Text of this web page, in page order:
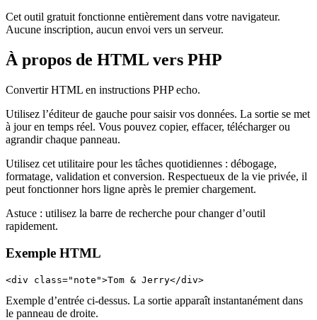
Cet outil gratuit fonctionne entièrement dans votre navigateur.
Aucune inscription, aucun envoi vers un serveur.
À propos de HTML vers PHP
Convertir HTML en instructions PHP echo.
Utilisez l’éditeur de gauche pour saisir vos données. La sortie se met
à jour en temps réel. Vous pouvez copier, effacer, télécharger ou
agrandir chaque panneau.
Utilisez cet utilitaire pour les tâches quotidiennes : débogage,
formatage, validation et conversion. Respectueux de la vie privée, il
peut fonctionner hors ligne après le premier chargement.
Astuce : utilisez la barre de recherche pour changer d’outil
rapidement.
Exemple HTML
<div class="note">Tom & Jerry</div>
Exemple d’entrée ci‑dessus. La sortie apparaît instantanément dans
le panneau de droite.